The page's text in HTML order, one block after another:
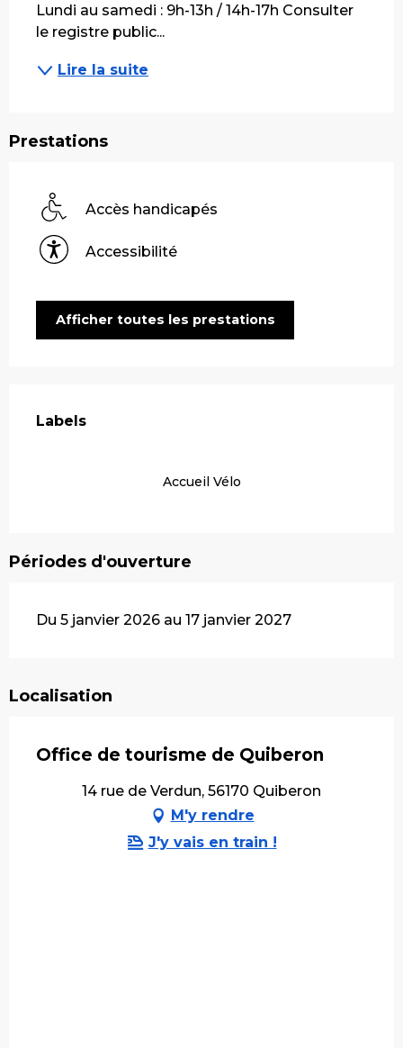
Lundi au samedi : 9h-13h / 14h-17h Consulter
le registre public...
Lire la suite
Prestations
Accès handicapés
Accessibilité
Afficher toutes les prestations
Labels
Labels
Accueil Vélo
Périodes d'ouverture
Du 5 janvier 2026 au 17 janvier 2027
Localisation
Office de tourisme de Quiberon
14 rue de Verdun, 56170 Quiberon
M'y rendre
J'y vais en train !